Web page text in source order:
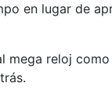
en lugar de
mega reloj